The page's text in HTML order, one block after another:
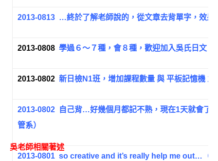
2013-0813 …終於了解老師說的，從文章去背單字，效
2013-0808 學過６～７種，會８種，歡迎加入吳氏日文
2013-0802 新日檢N1班，增加課程數量 與 平板記憶機 之
2013-0802
自己背…好幾個月都記不熟，現在1天就會
管系）
2013-0801 so creative and it’s really help me out…（
吳老師相關著述